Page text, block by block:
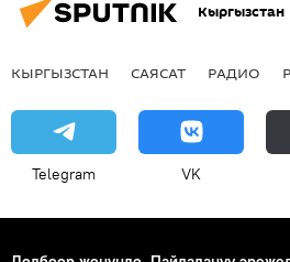
Кыргызстан
КЫРГЫЗСТАН САЯСАТ РАДИО
Telegram VK